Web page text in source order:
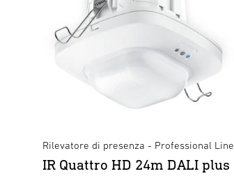
Rilevatore di presenza - Professional Line
IR Quattro HD 24m DALI plus